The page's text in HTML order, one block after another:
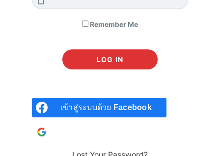
Remember Me
เข้าสู่ระบบด้วย Facebook
แค่เข้าเวบlearn8.co